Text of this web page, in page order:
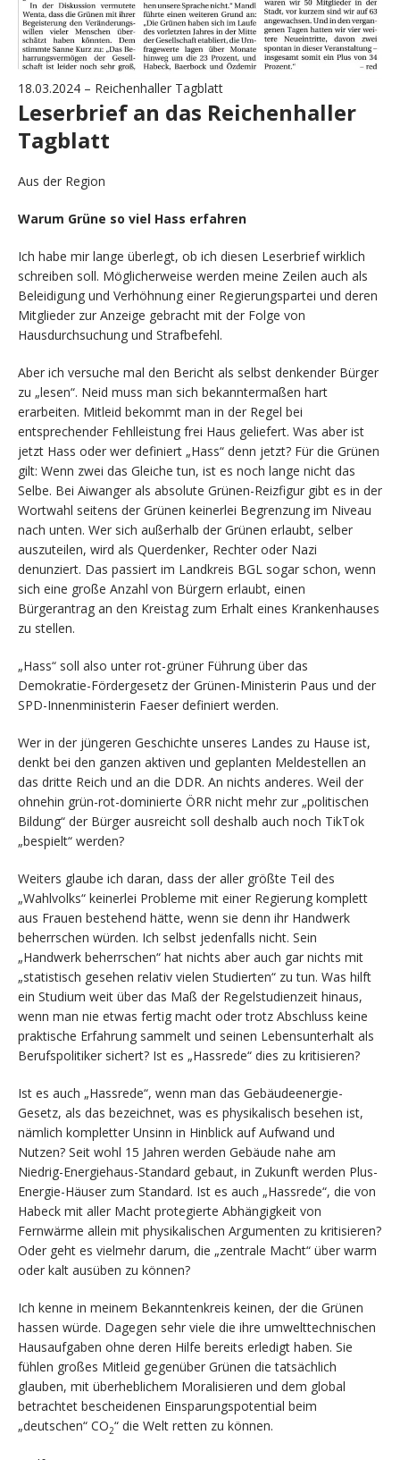
18.03.2024 – Reichenhaller Tagblatt
Leserbrief an das Reichenhaller
Tagblatt
Aus der Region
Warum Grüne so viel Hass erfahren
Ich habe mir lange überlegt, ob ich diesen Leserbrief wirklich
schreiben soll. Möglicherweise werden meine Zeilen auch als
Beleidigung und Verhöhnung einer Regierungspartei und deren
Mitglieder zur Anzeige gebracht mit der Folge von
Hausdurchsuchung und Strafbefehl.
Aber ich versuche mal den Bericht als selbst denkender Bürger
zu „lesen“. Neid muss man sich bekanntermaßen hart
erarbeiten. Mitleid bekommt man in der Regel bei
entsprechender Fehlleistung frei Haus geliefert. Was aber ist
jetzt Hass oder wer definiert „Hass“ denn jetzt? Für die Grünen
gilt: Wenn zwei das Gleiche tun, ist es noch lange nicht das
Selbe. Bei Aiwanger als absolute Grünen-Reizfigur gibt es in der
Wortwahl seitens der Grünen keinerlei Begrenzung im Niveau
nach unten. Wer sich außerhalb der Grünen erlaubt, selber
auszuteilen, wird als Querdenker, Rechter oder Nazi
denunziert. Das passiert im Landkreis BGL sogar schon, wenn
sich eine große Anzahl von Bürgern erlaubt, einen
Bürgerantrag an den Kreistag zum Erhalt eines Krankenhauses
zu stellen.
„Hass“ soll also unter rot-grüner Führung über das
Demokratie-Fördergesetz der Grünen-Ministerin Paus und der
SPD-Innenministerin Faeser definiert werden.
Wer in der jüngeren Geschichte unseres Landes zu Hause ist,
denkt bei den ganzen aktiven und geplanten Meldestellen an
das dritte Reich und an die DDR. An nichts anderes. Weil der
ohnehin grün-rot-dominierte ÖRR nicht mehr zur „politischen
Bildung“ der Bürger ausreicht soll deshalb auch noch TikTok
„bespielt“ werden?
Weiters glaube ich daran, dass der aller größte Teil des
„Wahlvolks“ keinerlei Probleme mit einer Regierung komplett
aus Frauen bestehend hätte, wenn sie denn ihr Handwerk
beherrschen würden. Ich selbst jedenfalls nicht. Sein
„Handwerk beherrschen“ hat nichts aber auch gar nichts mit
„statistisch gesehen relativ vielen Studierten“ zu tun. Was hilft
ein Studium weit über das Maß der Regelstudienzeit hinaus,
wenn man nie etwas fertig macht oder trotz Abschluss keine
praktische Erfahrung sammelt und seinen Lebensunterhalt als
Berufspolitiker sichert? Ist es „Hassrede“ dies zu kritisieren?
Ist es auch „Hassrede“, wenn man das Gebäudeenergie-
Gesetz, als das bezeichnet, was es physikalisch besehen ist,
nämlich kompletter Unsinn in Hinblick auf Aufwand und
Nutzen? Seit wohl 15 Jahren werden Gebäude nahe am
Niedrig-Energiehaus-Standard gebaut, in Zukunft werden Plus-
Energie-Häuser zum Standard. Ist es auch „Hassrede“, die von
Habeck mit aller Macht protegierte Abhängigkeit von
Fernwärme allein mit physikalischen Argumenten zu kritisieren?
Oder geht es vielmehr darum, die „zentrale Macht“ über warm
oder kalt ausüben zu können?
Ich kenne in meinem Bekanntenkreis keinen, der die Grünen
hassen würde. Dagegen sehr viele die ihre umwelttechnischen
Hausaufgaben ohne deren Hilfe bereits erledigt haben. Sie
fühlen großes Mitleid gegenüber Grünen die tatsächlich
glauben, mit überheblichem Moralisieren und dem global
betrachtet bescheidenen Einsparungspotential beim
„deutschen“ CO2“ die Welt retten zu können.